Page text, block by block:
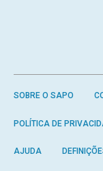
SOBRE O SAPO
POLÍTICA DE
AJUDA